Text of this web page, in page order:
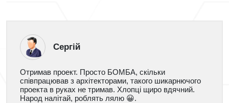
Сергій
Отримав проект. Просто БОМБА, скільки
співпрацював з архітекторами, такого шикарнючого
проекта в руках не тримав. Хлопці щиро вдячний.
Народ налітай, роблять лялю 😀.